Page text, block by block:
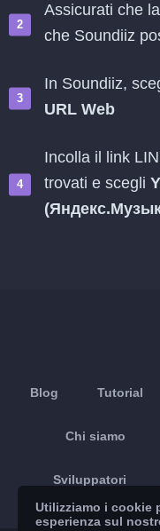
Assicurati che
che Soundiiz
In Soundiiz,
URL Web
Incolla il link
trovati e scegli
Blog Tutorial
Chi siamo
Sviluppatori
Utilizziamo i cookie
esperienza sul